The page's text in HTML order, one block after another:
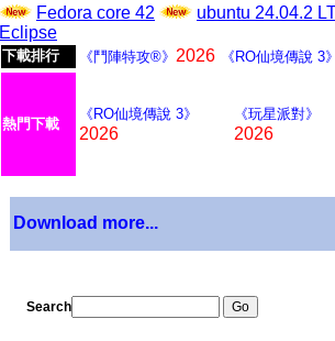
Fedora core 42
ubuntu 24.04.2
Eclipse
下載排行 《鬥陣特攻®》 2026 《RO仙境傳說 3
熱門下載
《RO仙境傳說 3》
2026
《玩星派對》
2026
Download more...
Search